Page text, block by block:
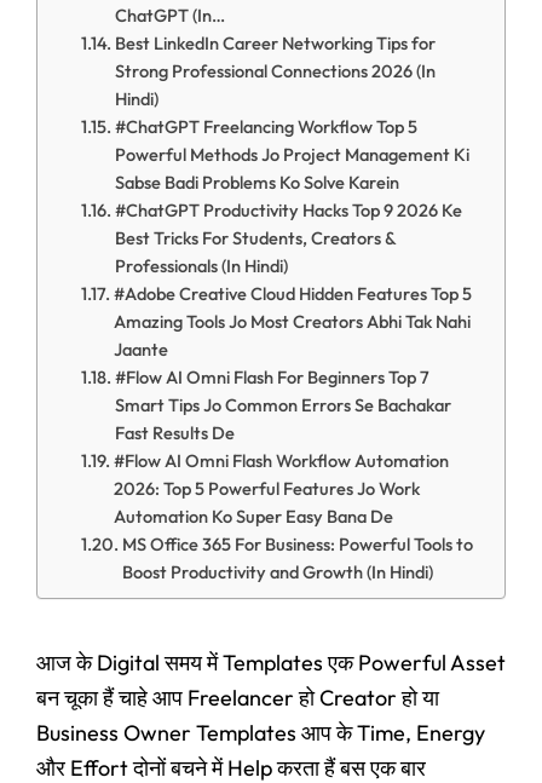
ChatGPT (In…
Best LinkedIn Career Networking Tips for
Strong Professional Connections 2026 (In
Hindi)
#ChatGPT Freelancing Workflow Top 5
Powerful Methods Jo Project Management Ki
Sabse Badi Problems Ko Solve Karein
#ChatGPT Productivity Hacks Top 9 2026 Ke
Best Tricks For Students, Creators &
Professionals (In Hindi)
#Adobe Creative Cloud Hidden Features Top 5
Amazing Tools Jo Most Creators Abhi Tak Nahi
Jaante
#Flow AI Omni Flash For Beginners Top 7
Smart Tips Jo Common Errors Se Bachakar
Fast Results De
#Flow AI Omni Flash Workflow Automation
2026: Top 5 Powerful Features Jo Work
Automation Ko Super Easy Bana De
MS Office 365 For Business: Powerful Tools to
Boost Productivity and Growth (In Hindi)
आज के Digital समय में Templates एक Powerful Asset
बन चूका हैं चाहे आप Freelancer हो Creator हो या
Business Owner Templates आप के Time, Energy
और Effort दोनों बचने में Help करता हैं बस एक बार